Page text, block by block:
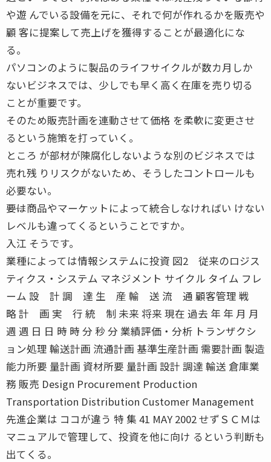
や遊 んでいる設備を元に、それで何が作れるかを販売や
顧 客に提案して売上げを獲得することが最適化にな
る。
パソコンのように製品のライフサイクルが数カ月しか
ないビジネスでは、少しでも早く高く在庫を売り切る
ことが重要です。
そのため販売計画を連動させて価格 を柔軟に変更させ
るという施策を打っていく。
ところ が部材が陳腐化しないような別のビジネスでは
売れ残 りリスクがないため、そうしたコントロールも
必要ない。
――要は商品やマーケットによって統合しなければい けない
レベルも違ってくるということですか。
入江 そうです。
業種によっては情報システムに投資 図2 従来のロジス
ティクス・システム マネジメント サイクル タイム フレ
ーム 設 計 調 達 生 産 輸 送 流 通 顧客管理 戦
略 計 画 実 行 統 制 未来 将来 現在 過去 年 年 月 月
週 週 日 日 時 時 分 秒 分 業績評価・分析 トランザクシ
ョン処理 輸送計画 流通計画 基準生産計画 需要計画 製造
能力所要 量計画 資材所要 量計画 設計 調達 輸送 倉庫業
務 販売 Design Procurement Production
Transportation Distribution Customer Management
先進企業は ココが違う 特 集 41 MAY 2002 せずＳＣＭは
マニュアルで管理して、投資を他に向け るという判断も
出てくる。